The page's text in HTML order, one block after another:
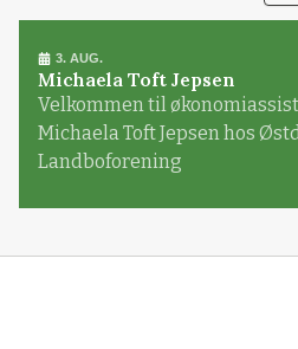
3. AUG.
Michaela Toft Jepsen
Velkommen til
Michaela Toft Jepsen hos
Landboforening